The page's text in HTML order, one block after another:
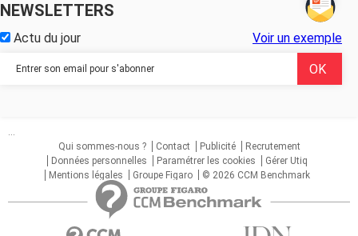
NEWSLETTERS
Actu du jour Voir un exemple
...
Qui sommes-nous ?
Contact Publicité
Recrutement
Données personnelles
Paramétrer les cookies
Gérer Utiq
Mentions légales
Groupe Figaro © 2026 CCM Benchmark